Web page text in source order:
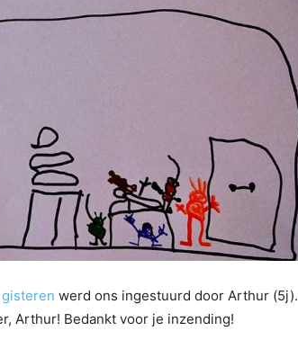
werd ons ingestuurd door Arthur (5j).
Arthur! Bedankt voor je inzending!